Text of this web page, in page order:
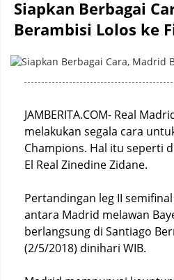
Siapkan Berbagai
Berambisi Lolos ke
JAMBERITA.COM- Real
melakukan segala cara
Champions. Hal itu seperti
El Real Zinedine Zidane.
Pertandingan leg II
antara Madrid melawan
berlangsung di Santiago
(2/5/2018) dinihari WIB.